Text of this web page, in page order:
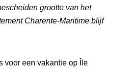
grootte van het
Charente-Maritime blijf